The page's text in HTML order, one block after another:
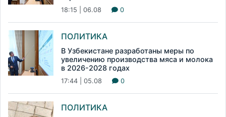
18:15 | 06.08 0
ПОЛИТИКА
В Узбекистане разработаны меры по
увеличению производства мяса и молока
в 2026-2028 годах
17:44 | 05.08 0
ПОЛИТИКА